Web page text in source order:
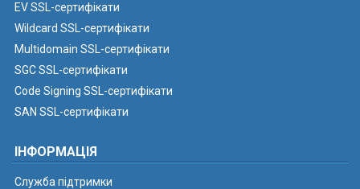
EV SSL-сертифікати
Wildcard SSL-сертифікати
Multidomain SSL-сертифікати
SGC SSL-сертифікати
Code Signing SSL-сертифікати
SAN SSL-сертифікати
ІНФОРМАЦІЯ
Служба підтримки